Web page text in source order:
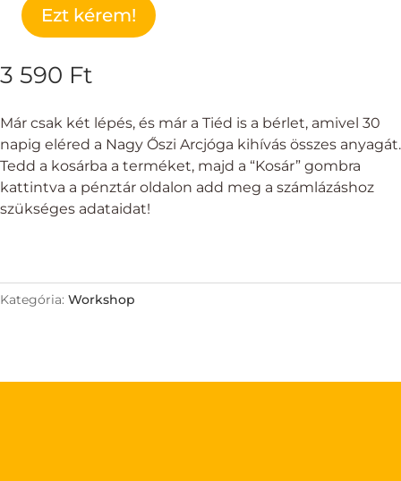
Őszi
Kihívás
30
bérlet
mennyiség
Ezt kérem!
3 590 Ft
Már csak két lépés, és már a Tiéd is a bérlet, amivel 30
napig eléred a Nagy Őszi Arcjóga kihívás összes anyagát.
Tedd a kosárba a terméket, majd a “Kosár” gombra
kattintva a pénztár oldalon add meg a számlázáshoz
szükséges adataidat!
Kategória: Workshop